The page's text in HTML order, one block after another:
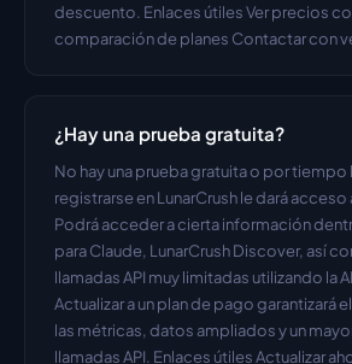
descuento. Enlaces útiles Ver precios
comparación de planes Contactar con
¿Hay una prueba gratuita?
No hay una prueba gratuita o por
registrarse en LunarCrush le dará
Podrá acceder a cierta información
para Claude, LunarCrush Discover, así
llamadas API muy limitadas utilizando la
Actualizar a un plan de pago garantizará
las métricas, datos ampliados y un
llamadas API. Enlaces útiles Actualizar